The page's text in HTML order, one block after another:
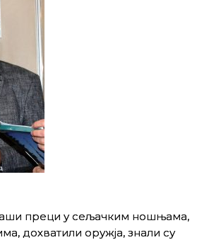
преци у сељачким ношњама,
дохватили оружја, знали су